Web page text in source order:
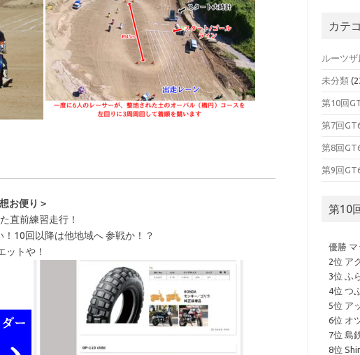
お便り＞
直前練習走行！
！ 10回以降は他地域へ 参戦か！？
ットや！
カテ
ルーツザ
未分類
第10回
第7回
第8回
第9回
第10
優勝 マ
2位 ア
3位 ふ
4位 つ
5位 ア
6位 オ
7位 島
8位